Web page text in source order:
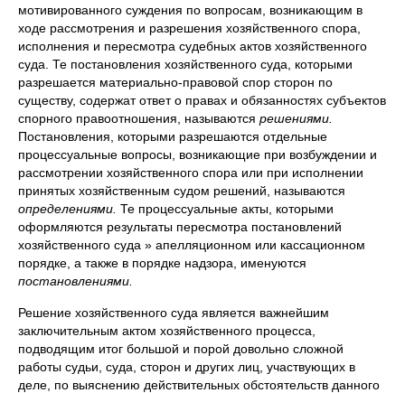
мотивированного суждения по вопросам, возникающим в
ходе рассмотрения и разрешения хозяйственного спора,
исполнения и пересмотра судебных актов хозяйственного
суда. Те постановления хозяйственного суда, которыми
разрешается материально-правовой спор сторон по
существу, содержат ответ о правах и обязанностях субъектов
спорного правоотношения, называются решениями.
Постановления, которыми разрешаются отдельные
процессуальные вопросы, возникающие при возбуждении и
рассмотрении хозяйственного спора или при исполнении
принятых хозяйственным судом решений, называются
определениями. Те процессуальные акты, которыми
оформляются результаты пересмотра постановлений
хозяйственного суда » апелляционном или кассационном
порядке, а также в порядке надзора, именуются
постановлениями.
Решение хозяйственного суда является важнейшим
заключительным актом хозяйственного процесса,
подводящим итог большой и порой довольно сложной
работы судьи, суда, сторон и других лиц, участвующих в
деле, по выяснению действительных обстоятельств данного